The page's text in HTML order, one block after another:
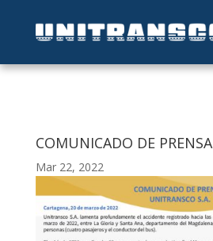
COMUNICADO DE PRENSA
Mar 22, 2022